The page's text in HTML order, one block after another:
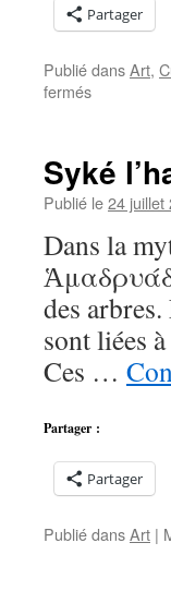
Partager
Publié dansArt,
ferméssur
secret
des
Jizô
Syké
Publié le24 juillet
Dans la
des
sont liées
Ces …
Partager :
Partager
Publié dansArt |